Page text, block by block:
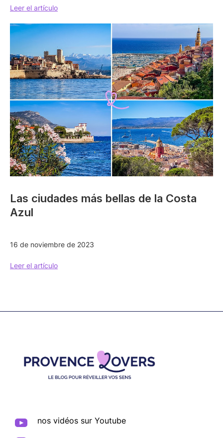
Leer el artículo
Las ciudades más bellas de la Costa
Azul
16 de noviembre de 2023
Leer el artículo
nos vidéos sur Youtube